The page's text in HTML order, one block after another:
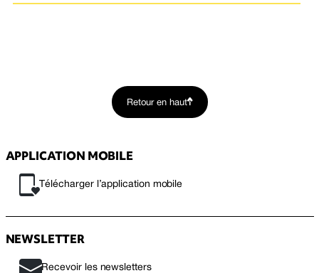
Retour en haut
APPLICATION MOBILE
Télécharger l’application mobile
NEWSLETTER
Recevoir les newsletters